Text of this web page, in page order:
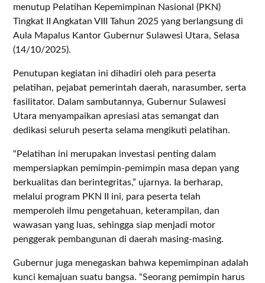
menutup Pelatihan Kepemimpinan Nasional (PKN)
Tingkat II Angkatan VIII Tahun 2025 yang berlangsung di
Aula Mapalus Kantor Gubernur Sulawesi Utara, Selasa
(14/10/2025).
Penutupan kegiatan ini dihadiri oleh para peserta
pelatihan, pejabat pemerintah daerah, narasumber, serta
fasilitator. Dalam sambutannya, Gubernur Sulawesi
Utara menyampaikan apresiasi atas semangat dan
dedikasi seluruh peserta selama mengikuti pelatihan.
“Pelatihan ini merupakan investasi penting dalam
mempersiapkan pemimpin-pemimpin masa depan yang
berkualitas dan berintegritas,” ujarnya. Ia berharap,
melalui program PKN II ini, para peserta telah
memperoleh ilmu pengetahuan, keterampilan, dan
wawasan yang luas, sehingga siap menjadi motor
penggerak pembangunan di daerah masing-masing.
Gubernur juga menegaskan bahwa kepemimpinan adalah
kunci kemajuan suatu bangsa. “Seorang pemimpin harus